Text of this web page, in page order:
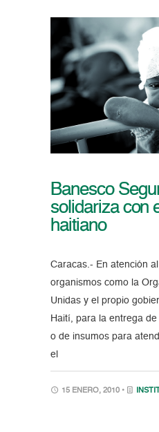
Banesco
solidariza con
haitiano
Caracas.- En atención
organismos como la
Unidas y el propio
Haití, para la entrega
o de insumos para
el
15 ENERO, 2010 •